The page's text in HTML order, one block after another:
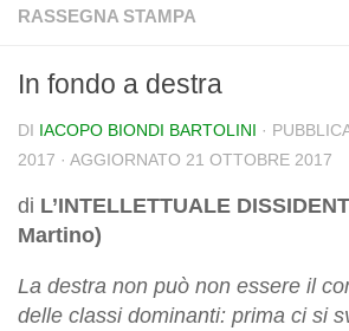
RASSEGNA STAMPA
In fondo a destra
DI IACOPO BIONDI BARTOLINI ·
2017 · AGGIORNATO 21 OTTOBRE 2017
di L’INTELLETTUALE
Martino)
La destra non può non essere il
delle classi dominanti: prima ci si